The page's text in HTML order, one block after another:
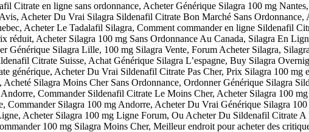
Citrate en ligne sans ordonnance, Acheter Générique Silagra 100 mg
Acheter Du Vrai Silagra Sildenafil Citrate Bon Marché Sans
Acheter Le Tadalafil Silagra, Comment commander en ligne Sildenafil
réduit, Acheter Silagra 100 mg Sans Ordonnance Au Canada, Silagra En
Générique Silagra Lille, 100 mg Silagra Vente, Forum Acheter Silagra,
Citrate Suisse, Achat Générique Silagra L’espagne, Buy Silagra
générique, Acheter Du Vrai Sildenafil Citrate Pas Cher, Prix Silagra 100
Silagra Moins Cher Sans Ordonnance, Ordonner Générique Silagra
Commander Sildenafil Citrate Le Moins Cher, Acheter Silagra 100
Commander Silagra 100 mg Andorre, Acheter Du Vrai Générique Silagra
Acheter Silagra 100 mg Ligne Forum, Ou Acheter Du Sildenafil Citrate
100 mg Silagra Moins Cher, Meilleur endroit pour acheter des